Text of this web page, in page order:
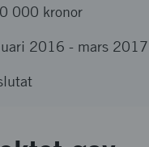
000 kronor
2016 - mars 2017